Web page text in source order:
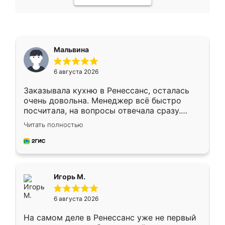
Мальвина
6 августа 2026
Заказывала кухню в Ренессанс, осталась
очень довольна. Менеджер всё быстро
посчитала, на вопросы отвечала сразу.
Замерщик приехал в субботу, подошёл к
делу со всей ответственностью. Собрали
за день, ребята работали аккуратно, даже
Читать полностью
Игорь М.
6 августа 2026
На самом деле в Ренессанс уже не первый